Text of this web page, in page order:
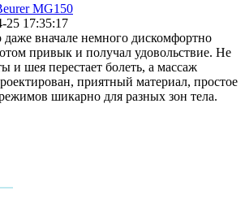
MG150
25 17:35:17
вначале немного дискомфортно
привык и получал удовольствие. Не
и шея перестает болеть, а массаж
приятный материал, простое
шикарно для разных зон тела.